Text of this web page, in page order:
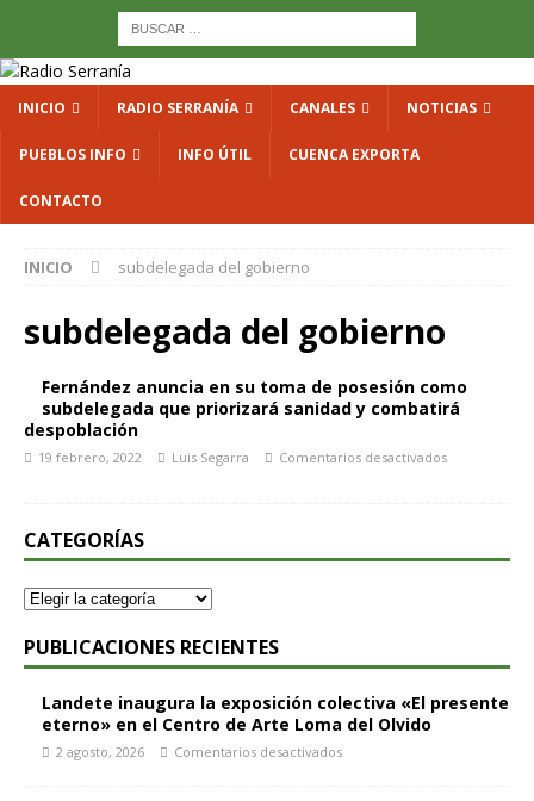
INICIO RADIO SERRANÍA CANALES NOTICIAS
PUEBLOS INFO INFO ÚTIL CUENCA EXPORTA
CONTACTO
INICIO subdelegada del gobierno
subdelegada del gobierno
Fernández anuncia en su toma de posesión como
subdelegada que priorizará sanidad y combatirá
despoblación
19 febrero, 2022 Luis Segarra Comentarios desactivados
CATEGORÍAS
PUBLICACIONES RECIENTES
Landete inaugura la exposición colectiva «El presente
eterno» en el Centro de Arte Loma del Olvido
2 agosto, 2026 Comentarios desactivados